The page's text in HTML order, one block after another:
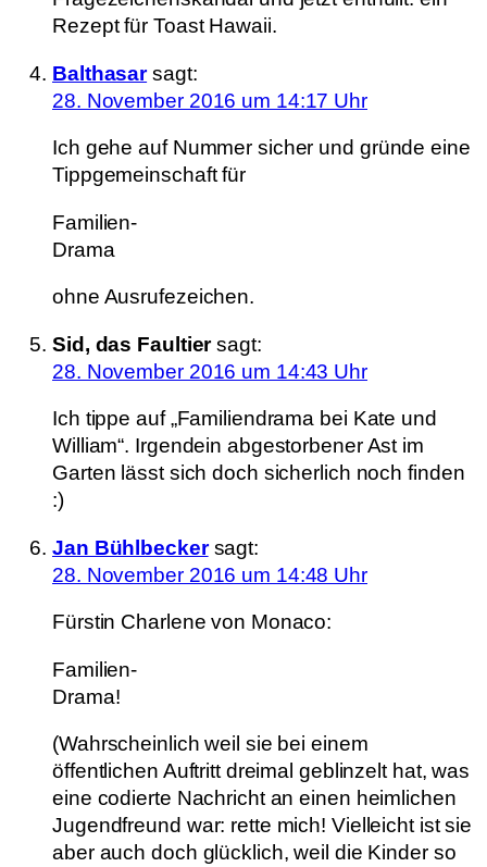
Rezept für Toast Hawaii.
Balthasar sagt:
28. November 2016 um 14:17 Uhr
Ich gehe auf Nummer sicher und gründe eine
Tippgemeinschaft für
Familien-
Drama
ohne Ausrufezeichen.
Sid, das Faultier sagt:
28. November 2016 um 14:43 Uhr
Ich tippe auf „Familiendrama bei Kate und
William“. Irgendein abgestorbener Ast im
Garten lässt sich doch sicherlich noch finden
:)
Jan Bühlbecker sagt:
28. November 2016 um 14:48 Uhr
Fürstin Charlene von Monaco:
Familien-
Drama!
(Wahrscheinlich weil sie bei einem
öffentlichen Auftritt dreimal geblinzelt hat, was
eine codierte Nachricht an einen heimlichen
Jugendfreund war: rette mich! Vielleicht ist sie
aber auch doch glücklich, weil die Kinder so